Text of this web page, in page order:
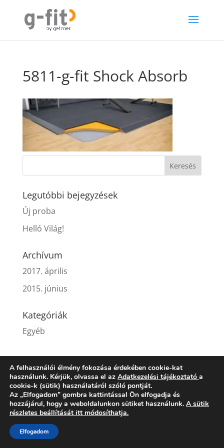
5811-g-fit Shock Absorb
Legutóbbi bejegyzések
Új proba
Helló Világ!
Archívum
2017. április
2015. június
Kategóriák
Egyéb
Gyártó Forgalmazó
Impresszum
Adatvédelem
Kapcsolat
A felhasználói élmény fokozása érdekében cookie-kat
használunk. Kérjük, olvassa el az Adatkezelési tájékoztató a
cookie-k (sütik) használatáról szóló pontját.
Az „Elfogadom” gombra kattintással Ön elfogadja és
hozzájárul, hogy a weboldalunkon sütiket használunk. A sütik
részletes beállítását itt módosíthatja.
Elfogadom